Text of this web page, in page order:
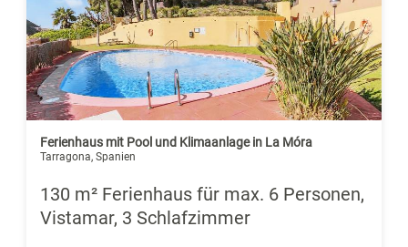
Ferienhaus mit Pool und Klimaanlage in La Móra
Tarragona, Spanien
130 m² Ferienhaus für max. 6 Personen,
Vistamar, 3 Schlafzimmer